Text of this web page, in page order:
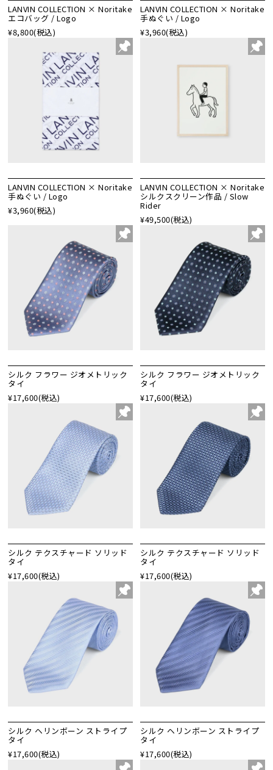
LANVIN COLLECTION × Noritake
エコバッグ / Logo
¥8,800(税込)
LANVIN COLLECTION × Noritake
手ぬぐい / Logo
¥3,960(税込)
LANVIN COLLECTION × Noritake
手ぬぐい / Logo
¥3,960(税込)
LANVIN COLLECTION × Noritake
シルクスクリーン作品 / Slow
Rider
¥49,500(税込)
シルク フラワー ジオメトリック
タイ
¥17,600(税込)
シルク フラワー ジオメトリック
タイ
¥17,600(税込)
シルク テクスチャード ソリッド
タイ
¥17,600(税込)
シルク テクスチャード ソリッド
タイ
¥17,600(税込)
シルク ヘリンボーン ストライプ
タイ
¥17,600(税込)
シルク ヘリンボーン ストライプ
タイ
¥17,600(税込)